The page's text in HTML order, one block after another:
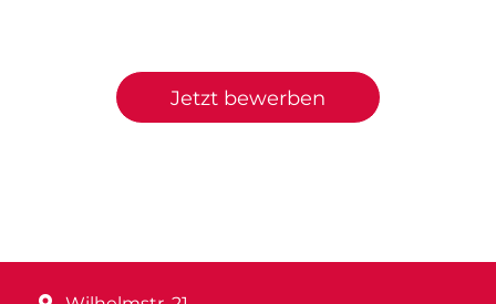
Jetzt bewerben